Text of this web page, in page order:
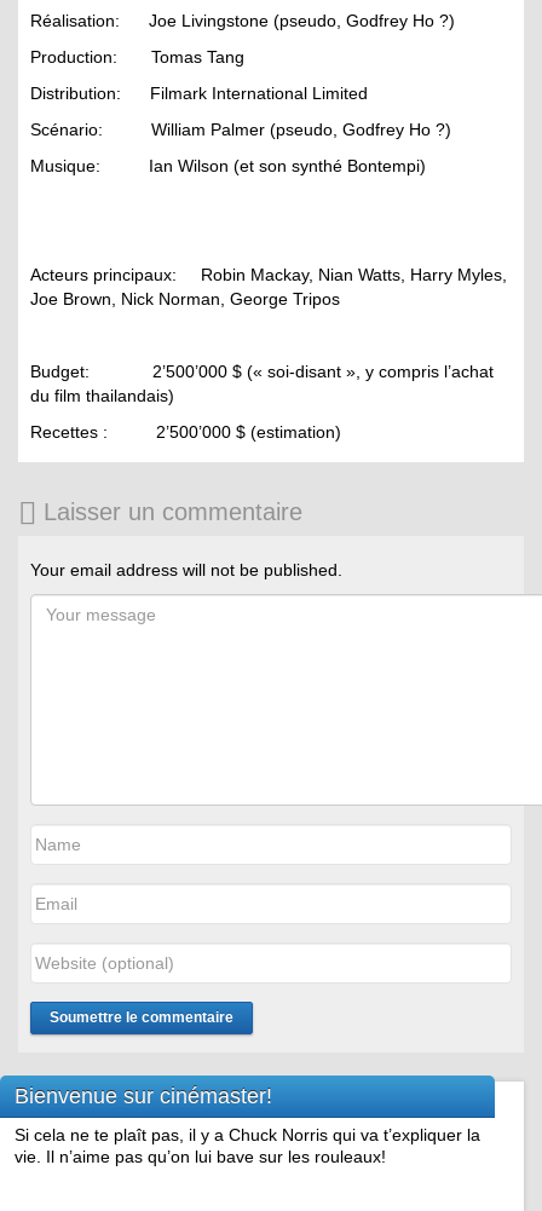
Réalisation: Joe Livingstone (pseudo, Godfrey Ho ?)
Production: Tomas Tang
Distribution: Filmark International Limited
Scénario: William Palmer (pseudo, Godfrey Ho ?)
Musique: Ian Wilson (et son synthé Bontempi)
Acteurs principaux: Robin Mackay, Nian Watts, Harry Myles,
Joe Brown, Nick Norman, George Tripos
Budget: 2’500’000 $ (« soi-disant », y compris l’achat
du film thailandais)
Recettes : 2’500’000 $ (estimation)
Laisser un commentaire
Your email address will not be published.
Bienvenue sur cinémaster!
Si cela ne te plaît pas, il y a Chuck Norris qui va t’expliquer la
vie. Il n’aime pas qu’on lui bave sur les rouleaux!